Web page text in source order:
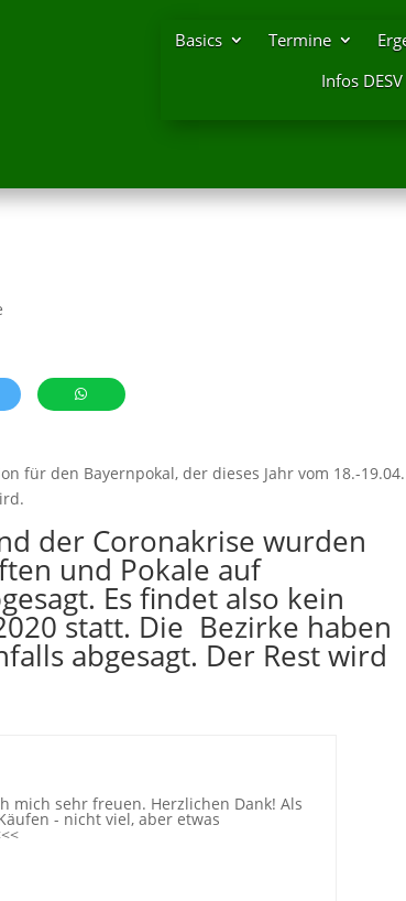
Basics Termine
Infos DESV
für den Bayernpokal, der dieses Jahr vom 18.-19.04.
der Coronakrise wurden
und Pokale auf
Es findet also kein
statt. Die Bezirke haben
abgesagt. Der Rest wird
mich sehr freuen. Herzlichen Dank! Als
- nicht viel, aber etwas